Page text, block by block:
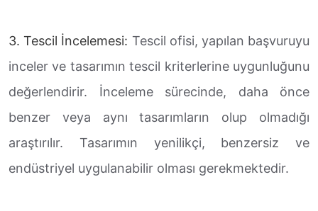
3. Tescil İncelemesi: Tescil ofisi, yapılan başvuruyu
inceler ve tasarımın tescil kriterlerine uygunluğunu
değerlendirir. İnceleme sürecinde, daha önce
benzer veya aynı tasarımların olup olmadığı
araştırılır. Tasarımın yenilikçi, benzersiz ve
endüstriyel uygulanabilir olması gerekmektedir.